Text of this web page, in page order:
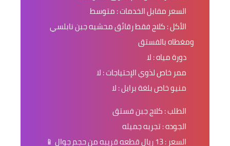
السعر مقابل الخدمات : متوسط
الأكل : كلاج فقط رقائق محشيه جبن نابلسي
ومغطاه بالفستق
دورة مياه : لا
ممر خاص لذوي الإحتياجات : لا
منيو خاص بلغة برايل : لا
الطلب : كلاج جبن فستق
الجوده : تجربه جميله
السعر : 13 ريال قطعه قريبه من حجم جوال 📱